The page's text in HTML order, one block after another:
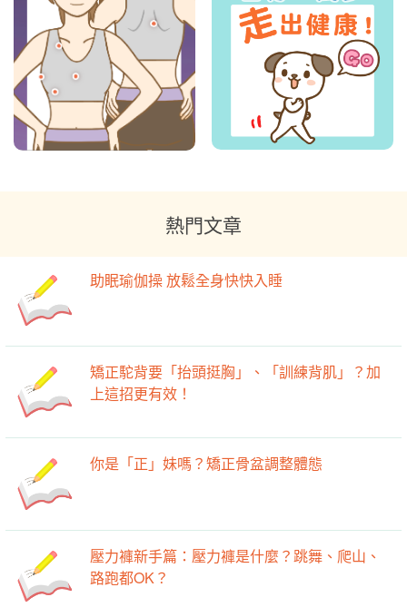
熱門文章
助眠瑜伽操 放鬆全身快快入睡
矯正駝背要「抬頭挺胸」、「訓練背肌」？加
上這招更有效！
你是「正」妹嗎？矯正骨盆調整體態
壓力褲新手篇：壓力褲是什麼？跳舞、爬山、
路跑都OK？